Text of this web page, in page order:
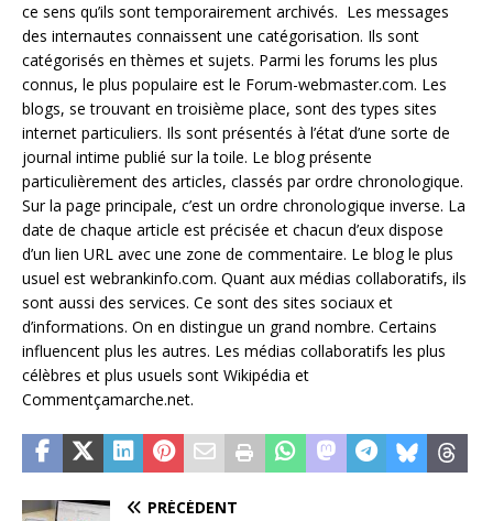
ce sens qu’ils sont temporairement archivés. Les messages
des internautes connaissent une catégorisation. Ils sont
catégorisés en thèmes et sujets. Parmi les forums les plus
connus, le plus populaire est le Forum-webmaster.com. Les
blogs, se trouvant en troisième place, sont des types sites
internet particuliers. Ils sont présentés à l’état d’une sorte de
journal intime publié sur la toile. Le blog présente
particulièrement des articles, classés par ordre chronologique.
Sur la page principale, c’est un ordre chronologique inverse. La
date de chaque article est précisée et chacun d’eux dispose
d’un lien URL avec une zone de commentaire. Le blog le plus
usuel est webrankinfo.com. Quant aux médias collaboratifs, ils
sont aussi des services. Ce sont des sites sociaux et
d’informations. On en distingue un grand nombre. Certains
influencent plus les autres. Les médias collaboratifs les plus
célèbres et plus usuels sont Wikipédia et
Commentçamarche.net.
PRÉCÉDENT